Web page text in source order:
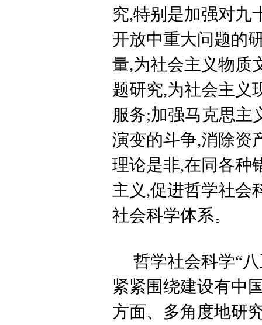
究,特别是加强对九
开放中重大问题的
量,为社会主义物质
题研究,为社会主义
服务;加强马克思主
演变的斗争,消除资
理论是非,在同各种
主义,促进哲学社会
社会科学体系。
哲学社会科学“
紧紧围绕建设有中
方面、多角度地研